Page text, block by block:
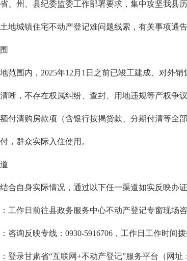
、州、县纪委监委工作部署要求，集中攻坚我县
地城镇住宅不动产登记难问题线索，有关事项通告
范围内，2025年12月1日之前已竣工建成、对外
晰，不存在权属纠纷、查封、用地违规等产权争议
付清购房款项（含银行按揭贷款、分期付清等全
，群众实际入住使用。
合自身实际情况，通过以下任一渠道如实反映办
工作日前往县政务服务中心不动产登记专窗现场
咨询反映专线：0930-5916706，工作日工作时
登录甘肃省“互联网+不动产登记”服务平台（网址